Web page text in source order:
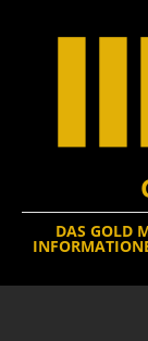
DAS GOLD